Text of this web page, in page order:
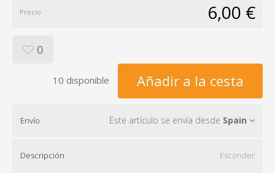
Precio 6,00 €
0
10 disponible Añadir a la cesta
Envío Este artículo se envía desde Spain
Descripción Esconder